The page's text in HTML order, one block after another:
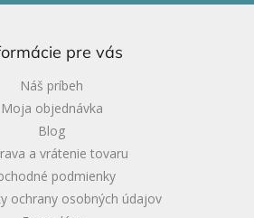
pre vás
Náš príbeh
Moja objednávka
Blog
a vrátenie tovaru
podmienky
ochrany osobných údajov